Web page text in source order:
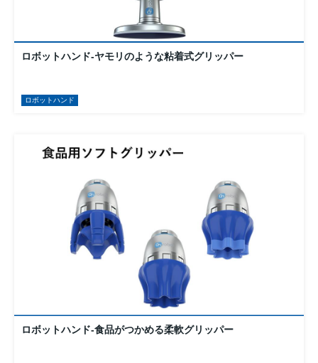
ロボットハンド-ヤモリのような粘着式グリッパー
ロボットハンド
ロボットハンド-食品がつかめる柔軟グリッパー